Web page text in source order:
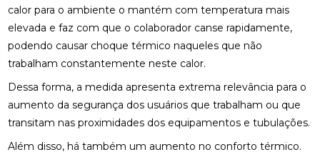
calor para o ambiente o mantém com temperatura mais
elevada e faz com que o colaborador canse rapidamente,
podendo causar choque térmico naqueles que não
trabalham constantemente neste calor.
Dessa forma, a medida apresenta extrema relevância para o
aumento da segurança dos usuários que trabalham ou que
transitam nas proximidades dos equipamentos e tubulações.
Além disso, há também um aumento no conforto térmico.